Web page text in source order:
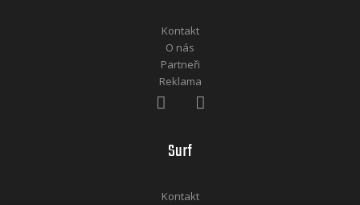
Kontakt
O nás
Partneři
Reklama
Surf
Kontakt